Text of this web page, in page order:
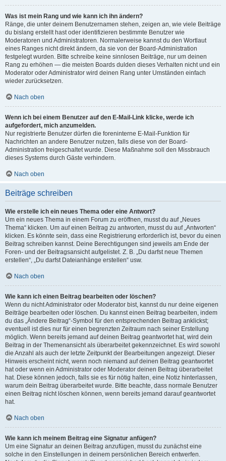
Was ist mein Rang und wie kann ich ihn ändern?
Ränge, die unter deinem Benutzernamen stehen, zeigen an, wie viele Beiträge
du bislang erstellt hast oder identifizieren bestimmte Benutzer wie
Moderatoren und Administratoren. Normalerweise kannst du den Wortlaut
eines Ranges nicht direkt ändern, da sie von der Board-Administration
festgelegt wurden. Bitte schreibe keine sinnlosen Beiträge, nur um deinen
Rang zu erhöhen — die meisten Boards dulden dieses Verhalten nicht und ein
Moderator oder Administrator wird deinen Rang unter Umständen einfach
wieder zurücksetzen.
Nach oben
Wenn ich bei einem Benutzer auf den E-Mail-Link klicke, werde ich
aufgefordert, mich anzumelden.
Nur registrierte Benutzer dürfen die foreninterne E-Mail-Funktion für
Nachrichten an andere Benutzer nutzen, falls diese von der Board-
Administration freigeschaltet wurde. Diese Maßnahme soll den Missbrauch
dieses Systems durch Gäste verhindern.
Nach oben
Beiträge schreiben
Wie erstelle ich ein neues Thema oder eine Antwort?
Um ein neues Thema in einem Forum zu eröffnen, musst du auf „Neues
Thema“ klicken. Um auf einen Beitrag zu antworten, musst du auf „Antworten“
klicken. Es könnte sein, dass eine Registrierung erforderlich ist, bevor du einen
Beitrag schreiben kannst. Deine Berechtigungen sind jeweils am Ende der
Foren- und der Beitragsansicht aufgelistet. Z. B. „Du darfst neue Themen
erstellen“, „Du darfst Dateianhänge erstellen“ usw.
Nach oben
Wie kann ich einen Beitrag bearbeiten oder löschen?
Wenn du nicht Administrator oder Moderator bist, kannst du nur deine eigenen
Beiträge bearbeiten oder löschen. Du kannst einen Beitrag bearbeiten, indem
du das „Ändere Beitrag“-Symbol für den entsprechenden Beitrag anklickst;
eventuell ist dies nur für einen begrenzten Zeitraum nach seiner Erstellung
möglich. Wenn bereits jemand auf deinen Beitrag geantwortet hat, wird dein
Beitrag in der Themenansicht als überarbeitet gekennzeichnet. Es wird sowohl
die Anzahl als auch der letzte Zeitpunkt der Bearbeitungen angezeigt. Dieser
Hinweis erscheint nicht, wenn noch niemand auf deinen Beitrag geantwortet
hat oder wenn ein Administrator oder Moderator deinen Beitrag überarbeitet
hat. Diese können jedoch, falls sie es für nötig halten, eine Notiz hinterlassen,
warum dein Beitrag überarbeitet wurde. Bitte beachte, dass normale Benutzer
einen Beitrag nicht löschen können, wenn bereits jemand darauf geantwortet
hat.
Nach oben
Wie kann ich meinem Beitrag eine Signatur anfügen?
Um eine Signatur an deinen Beitrag anzufügen, musst du zunächst eine
solche in den Einstellungen in deinem persönlichen Bereich entwerfen.